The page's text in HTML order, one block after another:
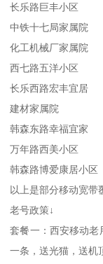
长乐路巨丰小区
中铁十七局家属院
化工机械厂家属院
西七路五洋小区
长乐西路宏丰宜居
建材家属院
韩森东路幸福宜家
万年路西美小区
韩森路博爱康居小区
以上是部分移动宽带
老号政策↓
套餐一：西安移动老
一条，送光猫，送机